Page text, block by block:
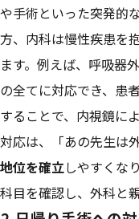
や手術といった突発的
方、内科は慢性疾患を
ます。例えば、呼吸器
の全てに対応でき、患
することで、内視鏡に
対応は、「あの先生は
地位を確立 しやすくな
科目を確認し、外科と